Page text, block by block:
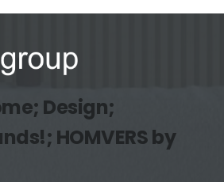
Design;
HOMVERS by